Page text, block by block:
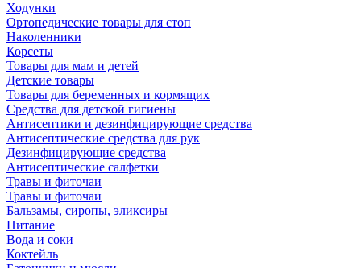
Ходунки
Ортопедические товары для стоп
Наколенники
Корсеты
Товары для мам и детей
Детские товары
Товары для беременных и кормящих
Средства для детской гигиены
Антисептики и дезинфицирующие средства
Антисептические средства для рук
Дезинфицирующие средства
Антисептические салфетки
Травы и фиточаи
Травы и фиточаи
Бальзамы, сиропы, эликсиры
Питание
Вода и соки
Коктейль